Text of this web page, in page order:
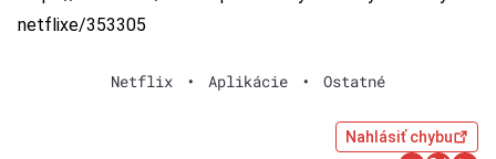
netflixe/353305
Netflix • Aplikácie • Ostatné
Nahlásiť chybu